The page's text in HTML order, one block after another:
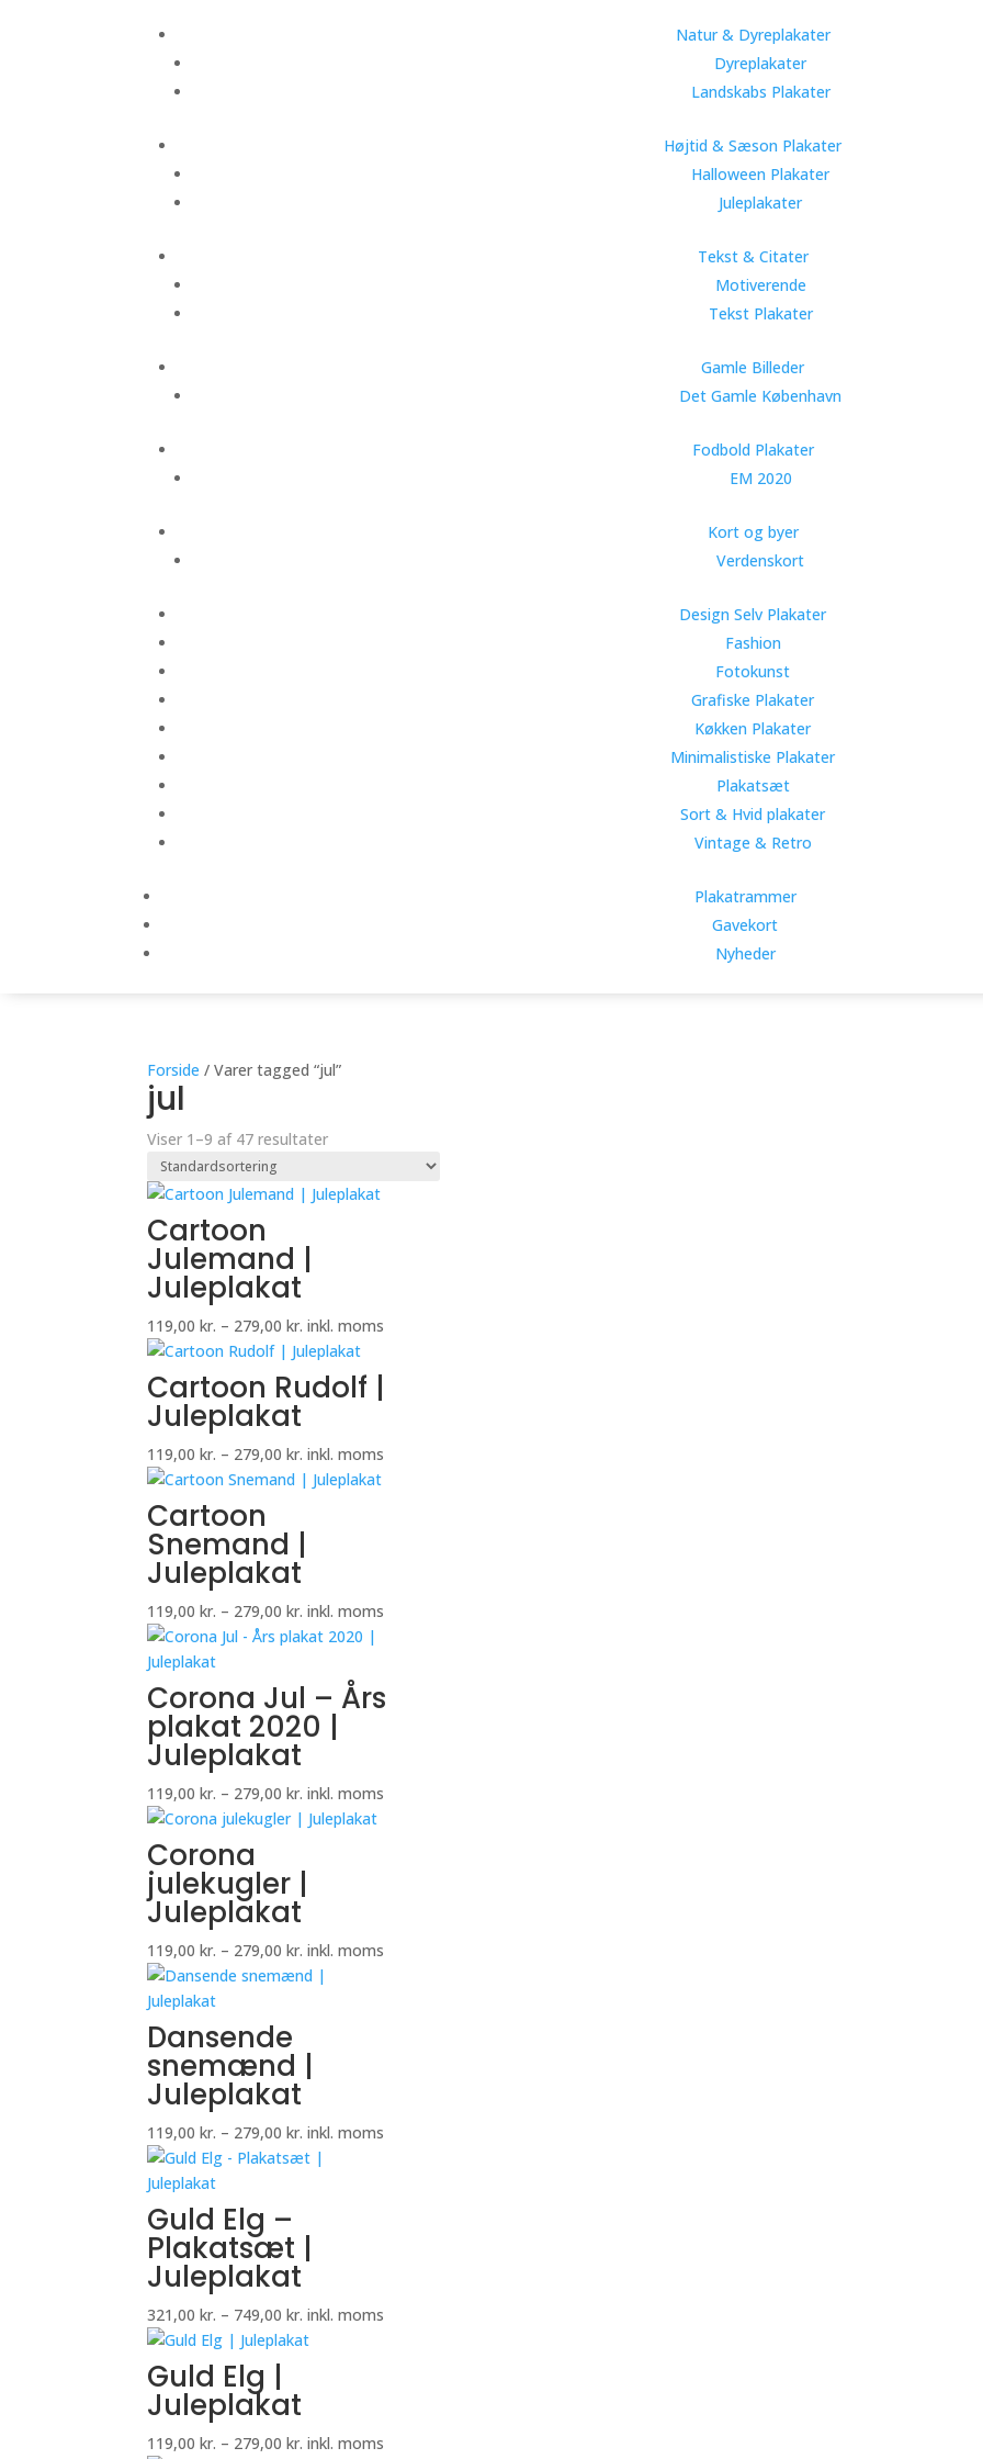
Natur & Dyreplakater
Dyreplakater
Landskabs Plakater
Højtid & Sæson Plakater
Halloween Plakater
Juleplakater
Tekst & Citater
Motiverende
Tekst Plakater
Gamle Billeder
Det Gamle København
Fodbold Plakater
EM 2020
Kort og byer
Verdenskort
Design Selv Plakater
Fashion
Fotokunst
Grafiske Plakater
Køkken Plakater
Minimalistiske Plakater
Plakatsæt
Sort & Hvid plakater
Vintage & Retro
Plakatrammer
Gavekort
Nyheder
Forside / Varer tagged “jul”
jul
Viser 1–9 af 47 resultater
Cartoon
Julemand |
Juleplakat
119,00kr. – 279,00kr. Prisinterval:
119,00 kr.
279,00 kr.
inkl. moms
Cartoon Rudolf |
Juleplakat
119,00kr. – 279,00kr. Prisinterval:
119,00 kr.
279,00 kr.
inkl. moms
Cartoon
Snemand |
Juleplakat
119,00kr. – 279,00kr. Prisinterval:
119,00 kr.
279,00 kr.
inkl. moms
Corona Jul – Års
plakat 2020 |
Juleplakat
119,00kr. – 279,00kr. Prisinterval:
119,00 kr.
279,00 kr.
inkl. moms
Corona
julekugler |
Juleplakat
119,00kr. – 279,00kr. Prisinterval:
119,00 kr.
inkl. moms
Dansende
snemænd |
Juleplakat
119,00kr. – 279,00kr. Prisinterval:
119,00 kr.
inkl. moms
Guld Elg –
Plakatsæt |
Juleplakat
321,00kr. – 749,00kr. Prisinterval:
321,00 kr.
inkl. moms
Guld Elg |
Juleplakat
119,00kr. – 279,00kr. Prisinterval:
inkl. moms